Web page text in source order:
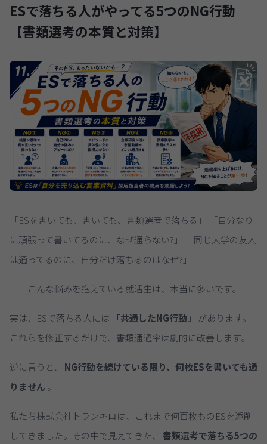
ESで落ちる人がやってる5つのNG行動
【書類選考の本質と対策】
「ESを書いても、書いても、書類選考で落ちる」 「自分なり
に頑張って書いてるのに、なぜ通らない?」 「同じ大学の友人
は通ってるのに、自分だけ落ちるのはなぜ?」
——こんな悩みを抱えている就活生は、本当に多いです。
実は、ESで落ちる人には 「共通したNG行動」
があります。
これらを修正するだけで、書類通過率は劇的に改善します。
逆に言うと、 NG行動を続けている限り、何枚ESを書いても通
りません 。
私たち株式会社トランキロは、これまで何百枚ものESを添削
してきました。その中で見えてきた、 書類選考で落ちる5つの